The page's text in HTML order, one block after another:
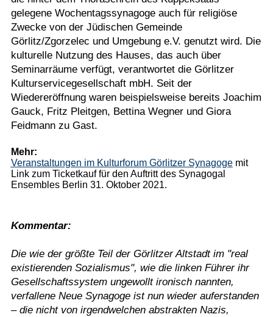
gelegene Wochentagssynagoge auch für religiöse
Zwecke von der Jüdischen Gemeinde
Görlitz/Zgorzelec und Umgebung e.V. genutzt wird. Die
kulturelle Nutzung des Hauses, das auch über
Seminarräume verfügt, verantwortet die Görlitzer
Kulturservicegesellschaft mbH. Seit der
Wiedereröffnung waren beispielsweise bereits Joachim
Gauck, Fritz Pleitgen, Bettina Wegner und Giora
Feidmann zu Gast.
Mehr:
Veranstaltungen im Kulturforum Görlitzer Synagogemit
Link zum Ticketkauf für den Auftritt des Synagogal
Ensembles Berlin 31. Oktober 2021.
Kommentar:
Die wie der größte Teil der Görlitzer Altstadt im "real
existierenden Sozialismus", wie die linken Führer ihr
Gesellschaftssystem ungewollt ironisch nannten,
verfallene Neue Synagoge ist nun wieder auferstanden
– die nicht von irgendwelchen abstrakten Nazis,